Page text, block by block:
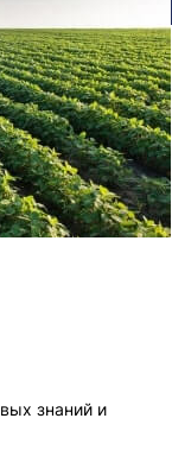
знаний и